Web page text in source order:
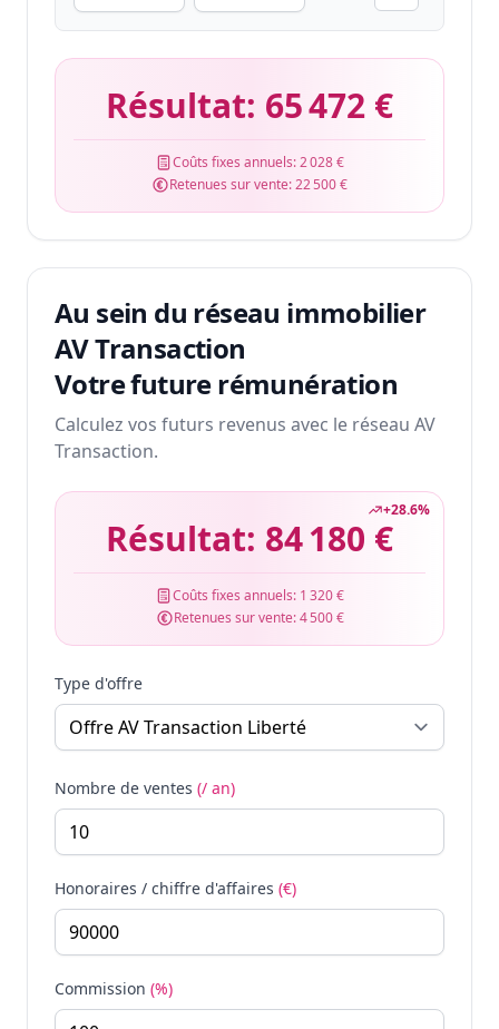
Résultat: 65 472 €
Coûts fixes annuels:2 028 €
Retenues sur vente:22 500 €
Au sein du réseau immobilier
AV Transaction
Votre future rémunération
Calculez vos futurs revenus avec le réseau AV
Transaction.
+28.6%
Résultat: 84 180 €
Coûts fixes annuels: 1 320 €
Retenues sur vente:4 500 €
Type d'offre
Nombre de ventes (/ an)
Honoraires / chiffre d'affaires (€)
Commission (%)